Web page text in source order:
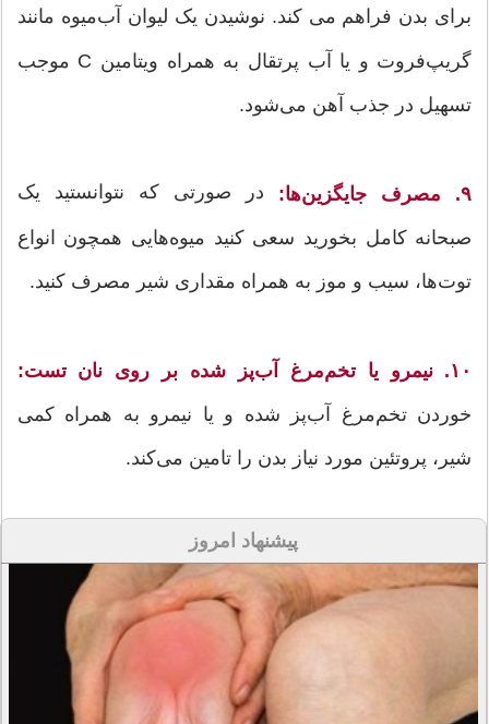
برای بدن فراهم می کند. نوشیدن یک لیوان آب‌میوه مانند
گریپ‌فروت و یا آب پرتقال به همراه ویتامین C موجب
تسهیل در جذب آهن می‌شود.
۹. مصرف جایگزین‌ها: در صورتی که نتوانستید یک
صبحانه کامل بخورید سعی کنید میوه‌هایی همچون انواع
توت‌ها، سیب و موز به همراه مقداری شیر مصرف کنید.
۱۰. نیمرو یا تخم‌مرغ آب‌پز شده بر روی نان تست:
خوردن تخم‌مرغ آب‌پز شده و یا نیمرو به همراه کمی
شیر، پروتئین مورد نیاز بدن را تامین می‌کند.
پیشنهاد امروز